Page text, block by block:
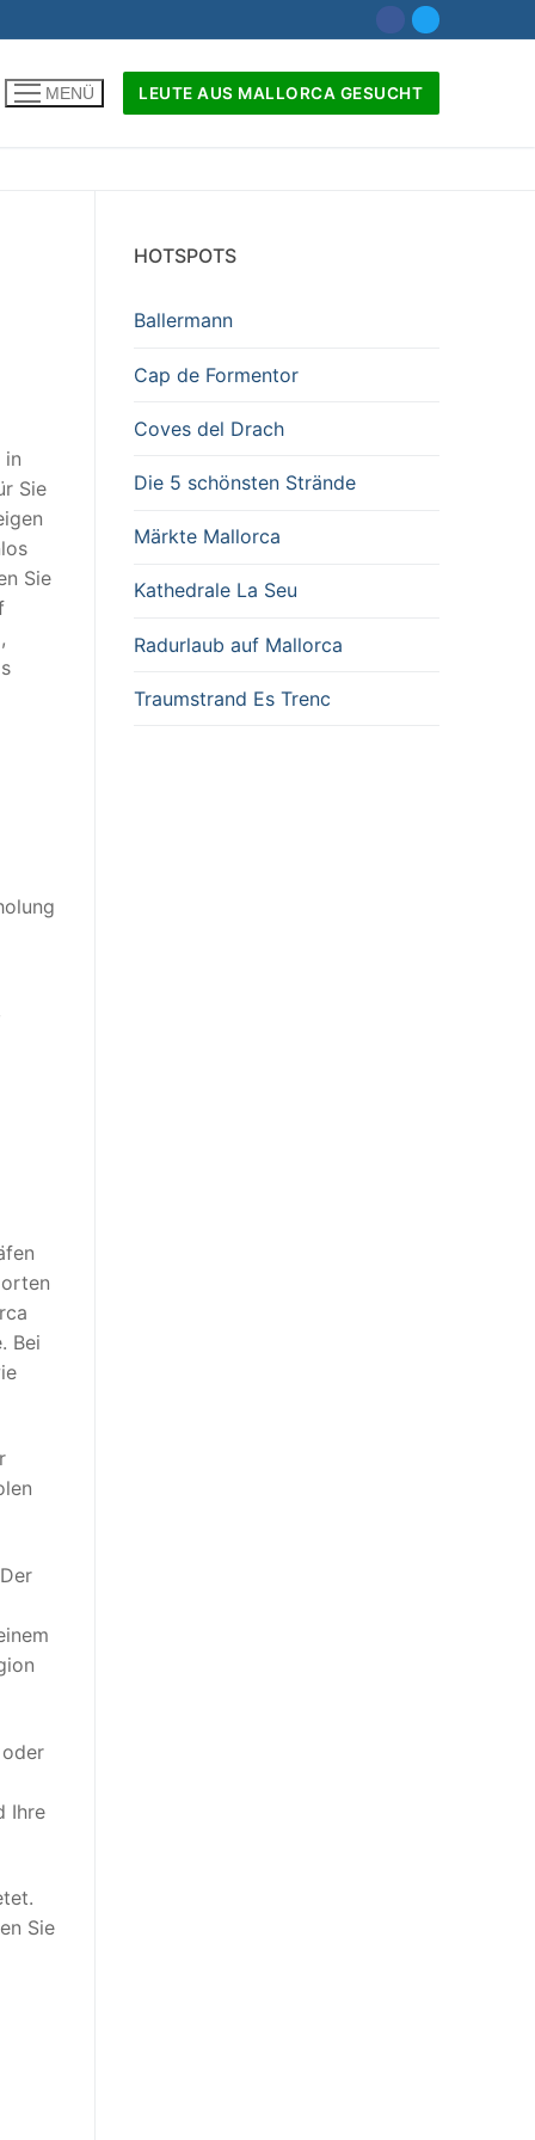
MENÜ LEUTE AUS MALLORCA GESUCHT
in
Sie
Sie
Bei
Ihre
Sie
HOTSPOTS
Ballermann
Cap de Formentor
Coves del Drach
Die 5 schönsten Strände
Märkte Mallorca
Kathedrale La Seu
Radurlaub auf Mallorca
Traumstrand Es Trenc